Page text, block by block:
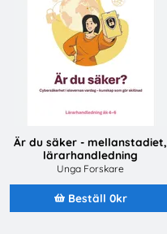
Är du säker - mellanstadiet,
lärarhandledning
Unga Forskare
Beställ 0kr